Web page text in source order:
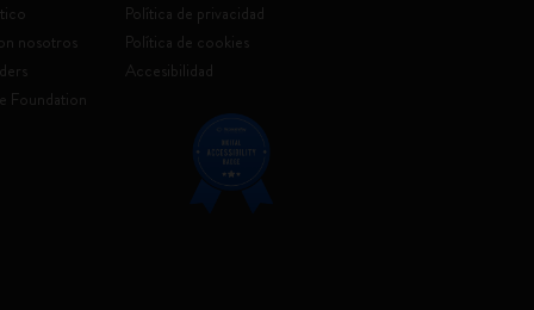
nosotros
Foundation
Política de privacidad
Política de cookies
Accesibilidad